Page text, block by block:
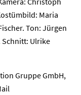
Maria
Ton: Jürgen
Schnitt: Ulrike
Gruppe GmbH,